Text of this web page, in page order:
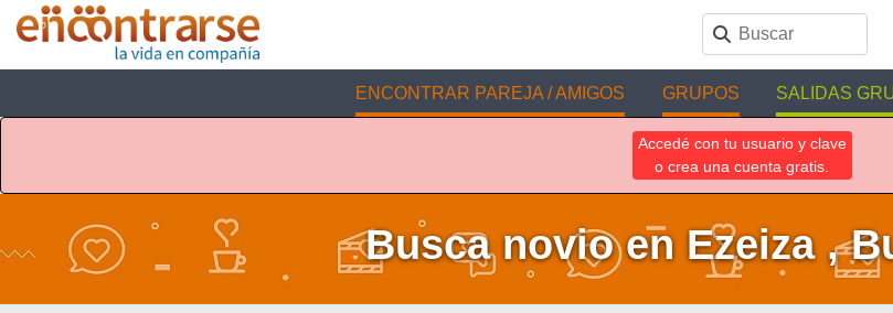
ENCONTRAR PAREJA / AMIGOS GRUPOS SALIDAS
Accedé con tu usuario y clave
o crea una cuenta gratis.
Busca novio en Ezeiza ,